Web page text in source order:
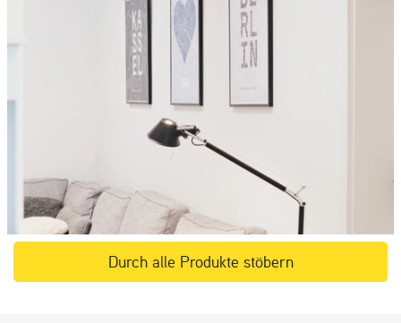
Durch alle Produkte stöbern